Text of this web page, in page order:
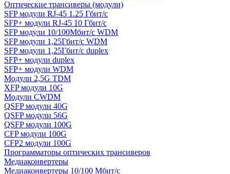
Оптические трансиверы (модули)
SFP модули RJ-45 1.25 Гбит/c
SFP+ модули RJ-45 10 Гбит/c
SFP модули 10/100Мбит/с WDM
SFP модули 1,25Гбит/с WDM
SFP модули 1,25Гбит/с duplex
SFP+ модули duplex
SFP+ модули WDM
Модули 2,5G TDM
XFP модули 10G
Модули CWDM
QSFP модули 40G
QSFP модули 56G
QSFP модули 100G
CFP модули 100G
CFP2 модули 100G
Программаторы оптических трансиверов
Медиаконвертеры
Медиаконвертеры 10/100 Мбит/с